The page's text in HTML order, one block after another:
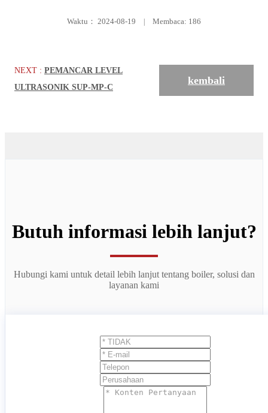
Waktu： 2024-08-19 | Membaca: 186
NEXT : PEMANCAR LEVEL
ULTRASONIK SUP-MP-C
kembali
Butuh informasi lebih lanjut?
Hubungi kami untuk detail lebih lanjut tentang boiler, solusi dan
layanan kami